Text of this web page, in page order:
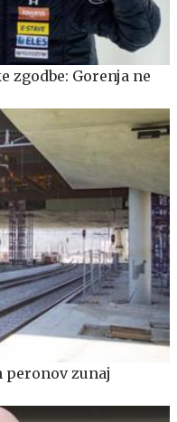
zgodbe: Gorenja ne
peronov zunaj